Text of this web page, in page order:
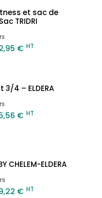
et sac de
TRIDRI
€ HT
4 – ELDERA
€ HT
CHELEM-ELDERA
€ HT